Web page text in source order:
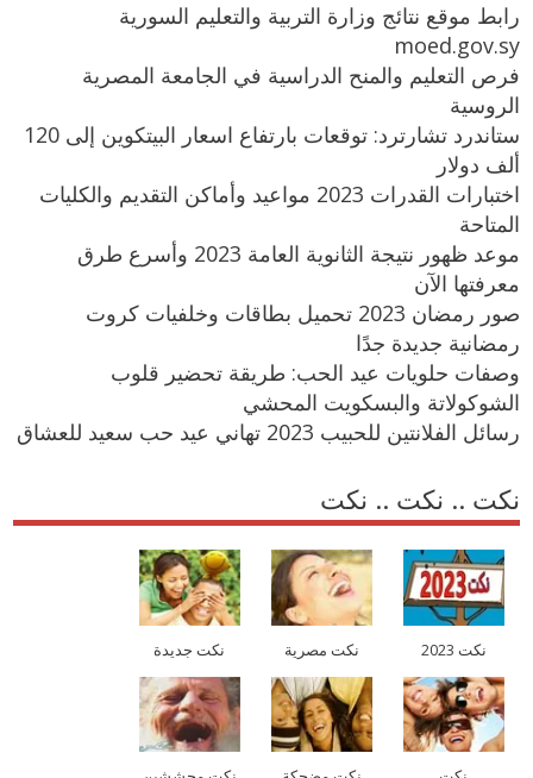
رابط موقع نتائج وزارة التربية والتعليم السورية
moed.gov.sy
فرص التعليم والمنح الدراسية في الجامعة المصرية
الروسية
ستاندرد تشارترد: توقعات بارتفاع اسعار البيتكوين إلى 120
ألف دولار
اختبارات القدرات 2023 مواعيد وأماكن التقديم والكليات
المتاحة
موعد ظهور نتيجة الثانوية العامة 2023 وأسرع طرق
معرفتها الآن
صور رمضان 2023 تحميل بطاقات وخلفيات كروت
رمضانية جديدة جدًا
وصفات حلويات عيد الحب: طريقة تحضير قلوب
الشوكولاتة والبسكويت المحشي
رسائل الفلانتين للحبيب 2023 تهاني عيد حب سعيد للعشاق
نكت .. نكت .. نكت
نكت 2023 نكت مصرية نكت جديدة